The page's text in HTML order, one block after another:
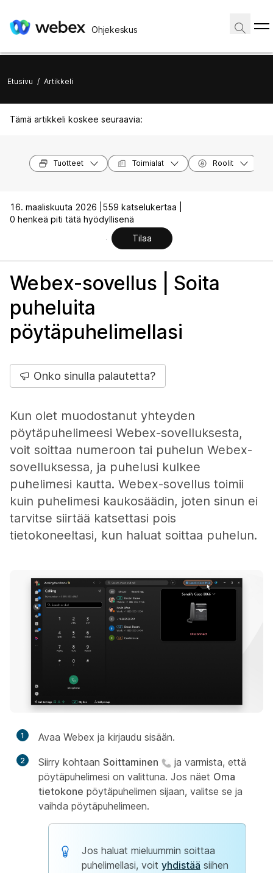
Ohjekeskus
Etusivu / Artikkeli
Tämä artikkeli koskee seuraavia:
Tuotteet Toimialat Roolit
16. maaliskuuta 2026 | 559 katselukertaa |
0 henkeä piti tätä hyödyllisenä
Tilaa
Webex-sovellus | Soita
puheluita
pöytäpuhelimellasi
Onko sinulla palautetta?
Kun olet muodostanut yhteyden
pöytäpuhelimeesi Webex-sovelluksesta,
voit soittaa numeroon tai puhelun Webex-
sovelluksessa, ja puhelusi kulkee
puhelimesi kautta. Webex-sovellus toimii
kuin puhelimesi kaukosäädin, joten sinun ei
tarvitse siirtää katsettasi pois
tietokoneeltasi, kun haluat soittaa puhelun.
1 Avaa Webex ja kirjaudu sisään.
2 Siirry kohtaan Soittaminen
ja varmista, että
pöytäpuhelimesi on valittuna. Jos näet Oma
tietokone pöytäpuhelimen sijaan, valitse se ja
vaihda pöytäpuhelimeen.
Jos haluat mieluummin soittaa
puhelimellasi, voit yhdistää siihen